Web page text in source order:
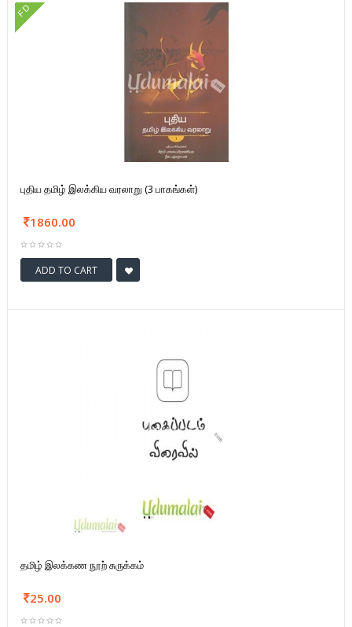
FD
புதிய தமிழ் இலக்கிய வரலாறு (3 பாகங்கள்)
1860.00
ADD TO CART
தமிழ் இலக்கண நூற் சுருக்கம்
25.00